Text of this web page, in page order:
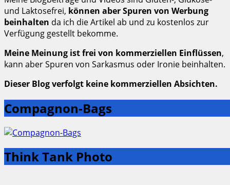
und Laktosefrei, können aber Spuren von Werbung
beinhalten da ich die Artikel ab und zu kostenlos zur
Verfügung gestellt bekomme.
Meine Meinung ist frei von kommerziellen Einflüssen,
kann aber Spuren von Sarkasmus oder Ironie beinhalten.
Dieser Blog verfolgt keine kommerziellen Absichten.
Compagnon-Bags
Think Tank Photo